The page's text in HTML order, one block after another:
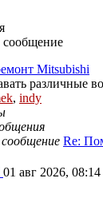
сообщение
Mitsubishi
различные
, indy
Re:
Перейти
01 авг 2026, 08:14